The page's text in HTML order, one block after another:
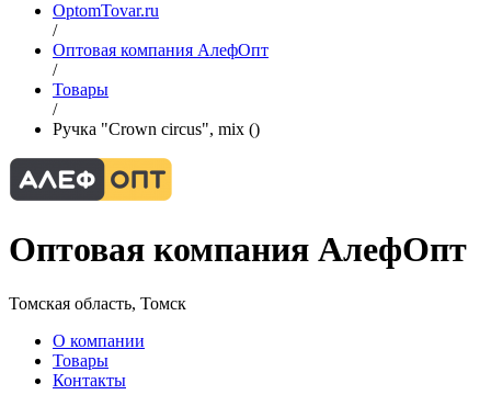
OptomTovar.ru
/
Оптовая компания АлефОпт
/
Товары
/
Ручка "Crown circus", mix ()
Оптовая компания АлефОпт
Томская область, Томск
О компании
Товары
Контакты